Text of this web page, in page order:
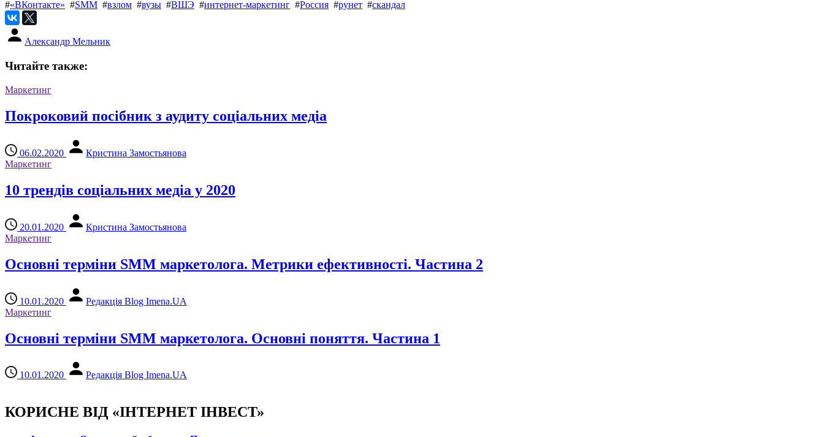
#«ВКонтакте» #SMM #взлом #вузы #ВШЭ #интернет-маркетинг #Россия #рунет #скандал
Александр Мельник
Читайте также:
Маркетинг
Покроковий посібник з аудиту соціальних медіа
06.02.2020
Кристина Замостьянова
Маркетинг
10 трендів соціальних медіа у 2020
20.01.2020
Кристина Замостьянова
Маркетинг
Основні терміни SMM маркетолога. Метрики ефективності. Частина 2
10.01.2020
Редакція Blog Imena.UA
Маркетинг
Основні терміни SMM маркетолога. Основні поняття. Частина 1
10.01.2020 Редакція Blog Imena.UA
КОРИСНЕ ВІД «ІНТЕРНЕТ ІНВЕСТ»